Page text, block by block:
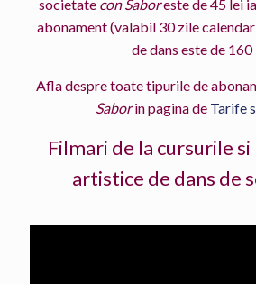
societate con Saboreste de 45 lei
abonament (valabil 30 zile
de dans este de 160
Afla despre toate tipurile de
Saborin pagina de Tarife
Filmari de la cursurile
artistice de dans de